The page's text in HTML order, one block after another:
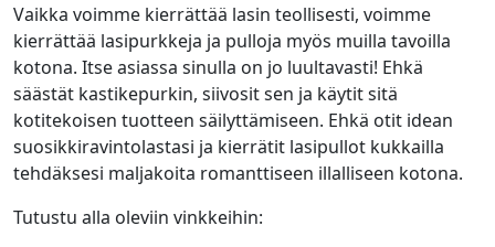
Vaikka voimme kierrättää lasin teollisesti, voimme
kierrättää lasipurkkeja ja pulloja myös muilla tavoilla
kotona. Itse asiassa sinulla on jo luultavasti! Ehkä
säästät kastikepurkin, siivosit sen ja käytit sitä
kotitekoisen tuotteen säilyttämiseen. Ehkä otit idean
suosikkiravintolastasi ja kierrätit lasipullot kukkailla
tehdäksesi maljakoita romanttiseen illalliseen kotona.
Tutustu alla oleviin vinkkeihin: